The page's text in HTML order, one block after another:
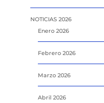
NOTICIAS 2026
Enero 2026
Febrero 2026
Marzo 2026
Abril 2026